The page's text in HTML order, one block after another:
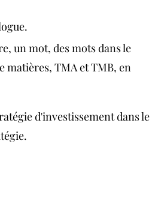
un mot, des mots dans le
matières, TMA et TMB, en
d'investissement dans le